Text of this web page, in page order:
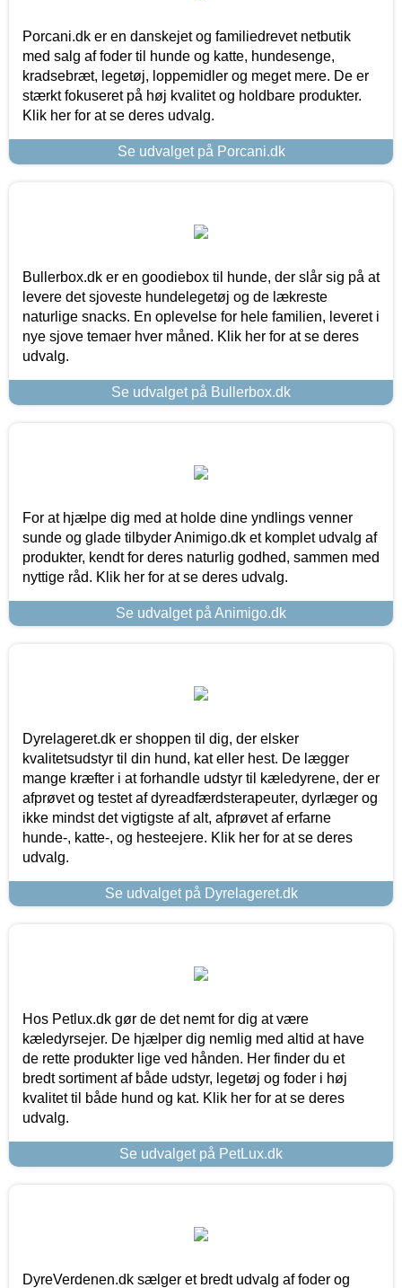
Porcani.dk er en danskejet og familiedrevet netbutik
med salg af foder til hunde og katte, hundesenge,
kradsebræt, legetøj, loppemidler og meget mere. De er
stærkt fokuseret på høj kvalitet og holdbare produkter.
Klik her for at se deres udvalg.
Se udvalget på Porcani.dk
Bullerbox.dk er en goodiebox til hunde, der slår sig på at
levere det sjoveste hundelegetøj og de lækreste
naturlige snacks. En oplevelse for hele familien, leveret i
nye sjove temaer hver måned. Klik her for at se deres
udvalg.
Se udvalget på Bullerbox.dk
For at hjælpe dig med at holde dine yndlings venner
sunde og glade tilbyder Animigo.dk et komplet udvalg af
produkter, kendt for deres naturlig godhed, sammen med
nyttige råd. Klik her for at se deres udvalg.
Se udvalget på Animigo.dk
Dyrelageret.dk er shoppen til dig, der elsker
kvalitetsudstyr til din hund, kat eller hest. De lægger
mange kræfter i at forhandle udstyr til kæledyrene, der er
afprøvet og testet af dyreadfærdsterapeuter, dyrlæger og
ikke mindst det vigtigste af alt, afprøvet af erfarne
hunde-, katte-, og hesteejere. Klik her for at se deres
udvalg.
Se udvalget på Dyrelageret.dk
Hos Petlux.dk gør de det nemt for dig at være
kæledyrsejer. De hjælper dig nemlig med altid at have
de rette produkter lige ved hånden. Her finder du et
bredt sortiment af både udstyr, legetøj og foder i høj
kvalitet til både hund og kat. Klik her for at se deres
udvalg.
Se udvalget på PetLux.dk
DyreVerdenen.dk sælger et bredt udvalg af foder og